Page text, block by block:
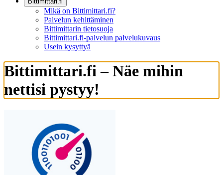
Mikä on Bittimittari.fi?
Palvelun kehittäminen
Bittimittarin tietosuoja
Bittimittari.fi-palvelun palvelukuvaus
Usein kysyttyä
Bittimittari.fi – Näe mihin
nettisi pystyy!